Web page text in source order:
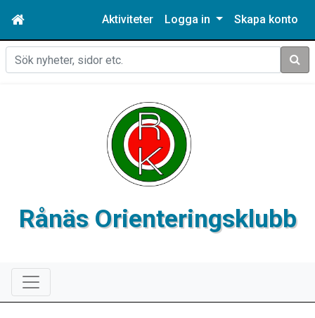
Aktiviteter Logga in Skapa konto
Sök
Rånäs Orienteringsklubb